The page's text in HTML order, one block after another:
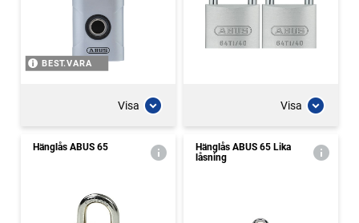
BEST.VARA
Visa Visa
Hänglås ABUS 65
Hänglås ABUS 65 Lika
låsning